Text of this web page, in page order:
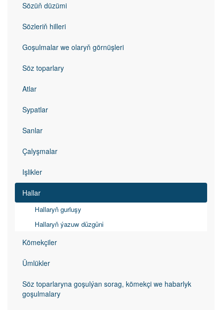
Sözüň düzümi
Sözleriň hilleri
Goşulmalar we olaryň görnüşleri
Söz toparlary
Atlar
Sypatlar
Sanlar
Çalyşmalar
Işlikler
Hallar
Hallaryň gurluşy
Hallaryň ýazuw düzgüni
Kömekçiler
Ümlükler
Söz toparlaryna goşulýan sorag, kömekçi we habarlyk
goşulmalary